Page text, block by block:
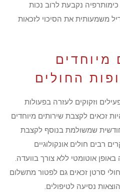
נקבעת לרוב נכות
100%, מה שמגדיל משמעותית את הסיכוי לזכאות
מיוחדים
החולים
וזקוקים לעזרה בפעולות
זכאים לקצבת שירותים מיוחדים
שמשולמת בנוסף לקצבת
רבים חולים אונקולוגיים
אוטומטי ללא צורך בוועדה.
סרטן זכאים גם לפטור מתשלום
נסיעה לטיפולים.